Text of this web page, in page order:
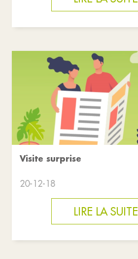
Visite surprise
20-12-18
LIRE LA SUITE